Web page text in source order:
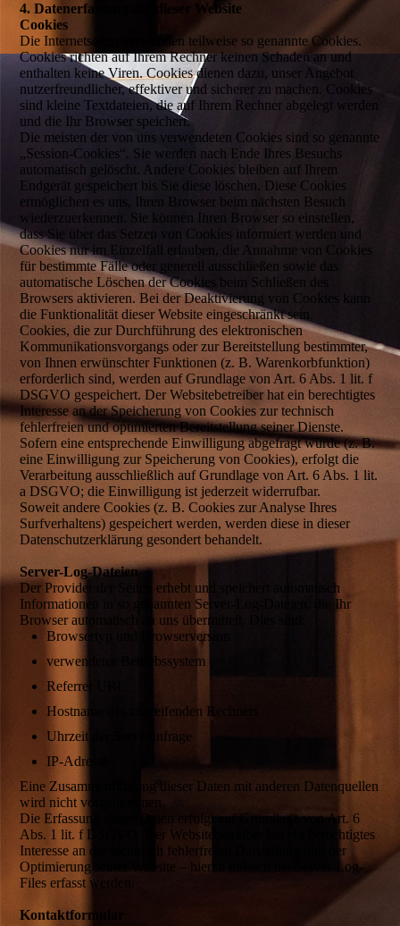
4. Datenerfassung auf dieser Website
Cookies
Die Internetseiten verwenden teilweise so genannte Cookies.
Cookies richten auf Ihrem Rechner keinen Schaden an und
enthalten keine Viren. Cookies dienen dazu, unser Angebot
nutzerfreundlicher, effektiver und sicherer zu machen. Cookies
sind kleine Textdateien, die auf Ihrem Rechner abgelegt werden
und die Ihr Browser speichert.
Die meisten der von uns verwendeten Cookies sind so genannte
„Session-Cookies“. Sie werden nach Ende Ihres Besuchs
automatisch gelöscht. Andere Cookies bleiben auf Ihrem
Endgerät gespeichert bis Sie diese löschen. Diese Cookies
ermöglichen es uns, Ihren Browser beim nächsten Besuch
wiederzuerkennen. Sie können Ihren Browser so einstellen,
dass Sie über das Setzen von Cookies informiert werden und
Cookies nur im Einzelfall erlauben, die Annahme von Cookies
für bestimmte Fälle oder generell ausschließen sowie das
automatische Löschen der Cookies beim Schließen des
Browsers aktivieren. Bei der Deaktivierung von Cookies kann
die Funktionalität dieser Website eingeschränkt sein.
Cookies, die zur Durchführung des elektronischen
Kommunikationsvorgangs oder zur Bereitstellung bestimmter,
von Ihnen erwünschter Funktionen (z. B. Warenkorbfunktion)
erforderlich sind, werden auf Grundlage von Art. 6 Abs. 1 lit. f
DSGVO gespeichert. Der Websitebetreiber hat ein berechtigtes
Interesse an der Speicherung von Cookies zur technisch
fehlerfreien und optimierten Bereitstellung seiner Dienste.
Sofern eine entsprechende Einwilligung abgefragt wurde (z. B.
eine Einwilligung zur Speicherung von Cookies), erfolgt die
Verarbeitung ausschließlich auf Grundlage von Art. 6 Abs. 1 lit.
a DSGVO; die Einwilligung ist jederzeit widerrufbar.
Soweit andere Cookies (z. B. Cookies zur Analyse Ihres
Surfverhaltens) gespeichert werden, werden diese in dieser
Datenschutzerklärung gesondert behandelt.
Server-Log-Dateien
Der Provider der Seiten erhebt und speichert automatisch
Informationen in so genannten Server-Log-Dateien, die Ihr
Browser automatisch an uns übermittelt. Dies sind:
Browsertyp und Browserversion
verwendetes Betriebssystem
Referrer URL
Hostname des zugreifenden Rechners
Uhrzeit der Serveranfrage
IP-Adresse
Eine Zusammenführung dieser Daten mit anderen Datenquellen
wird nicht vorgenommen.
Die Erfassung dieser Daten erfolgt auf Grundlage von Art. 6
Abs. 1 lit. f DSGVO. Der Websitebetreiber hat ein berechtigtes
Interesse an der technisch fehlerfreien Darstellung und der
Optimierung seiner Website – hierzu müssen die Server-Log-
Files erfasst werden.
Kontaktformular